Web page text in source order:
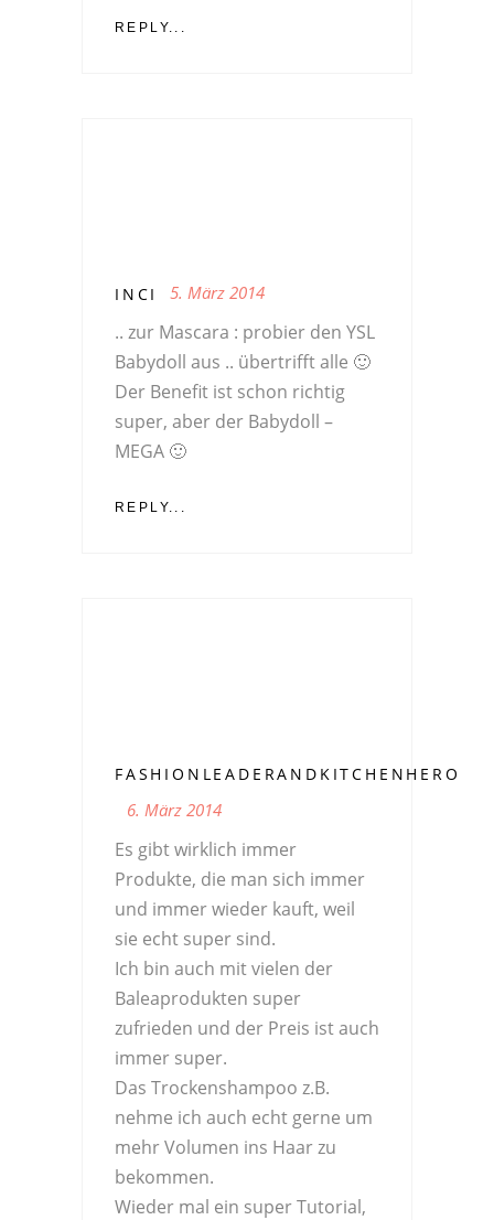
REPLY...
INCI 5. März 2014
.. zur Mascara : probier den YSL
Babydoll aus .. übertrifft alle 🙂
Der Benefit ist schon richtig
super, aber der Babydoll –
MEGA 🙂
REPLY...
FASHIONLEADERANDKITCHENHERO
6. März 2014
Es gibt wirklich immer
Produkte, die man sich immer
und immer wieder kauft, weil
sie echt super sind.
Ich bin auch mit vielen der
Baleaprodukten super
zufrieden und der Preis ist auch
immer super.
Das Trockenshampoo z.B.
nehme ich auch echt gerne um
mehr Volumen ins Haar zu
bekommen.
Wieder mal ein super Tutorial,